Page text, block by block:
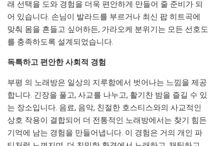
래 선택을 도와 경험을 더욱 편안하게 만들어 줄 준비가 되
어 있습니다. 손님이 발라드를 부르거나 최신 팝 히트곡에
맞춰 몸을 흔들고 싶어하든, 가라오케 분위기는 모든 선호도
를 충족하도록 설계되었습니다.
독특하고 편안한 사회적 경험
부평 의 노래방은 일상의 지루함에서 벗어나는 느낌을 제공
합니다. 긴장을 풀고, 사교를 나누고, 활기찬 밤을 즐길 수 있
는 장소입니다. 음료, 음악, 친절한 호스티스와의 사교적인
상호 작용이 결합되어 더 전통적인 노래방에서는 찾기 힘든
기억에 남는 경험을 만들어냅니다. 이 경험은 거의 개인 파